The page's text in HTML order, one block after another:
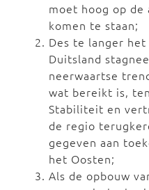
moet hoog op de
komen te staan;
Des te langer het
Duitsland
neerwaartse
wat bereikt is,
Stabiliteit en
de regio
gegeven aan
het Oosten;
Als de opbouw